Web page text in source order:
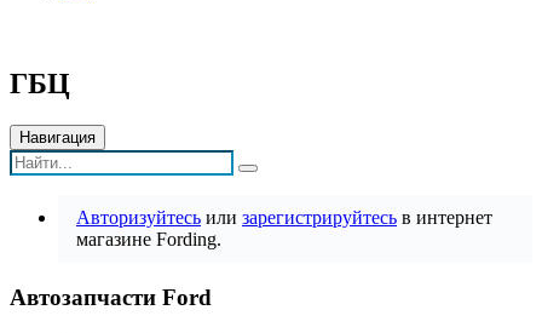
ГБЦ
Навигация
Авторизуйтесь или зарегистрируйтесь в интернет
магазине Fording.
Автозапчасти Ford